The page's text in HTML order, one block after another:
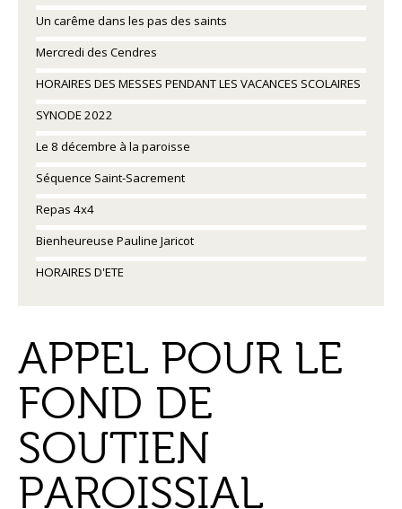
Un carême dans les pas des saints
Mercredi des Cendres
HORAIRES DES MESSES PENDANT LES VACANCES SCOLAIRES
SYNODE 2022
Le 8 décembre à la paroisse
Séquence Saint-Sacrement
Repas 4x4
Bienheureuse Pauline Jaricot
HORAIRES D'ETE
APPEL POUR LE
FOND DE
SOUTIEN
PAROISSIAL